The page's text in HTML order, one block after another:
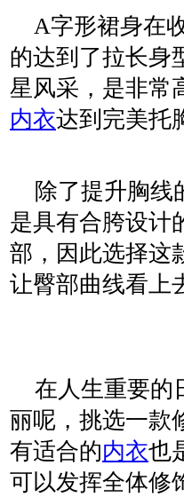
A字形裙身在
的达到了拉长身
星风采，是非常
内衣达到完美托
除了提升胸线
是具有合胯设计
部，因此选择这
让臀部曲线看上
在人生重要的
丽呢，挑选一款
有适合的内衣也
可以发挥全体修